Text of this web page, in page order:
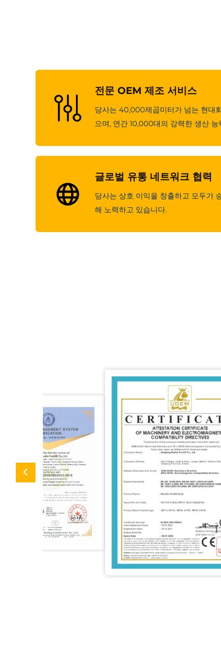
전문 OEM 제조 서비스
당사는 40,000제곱미터가 넘는 현대
으며, 연간 10,000대의 강력한 생산
글로벌 유통 네트워크 협력
당사는 상호 이익을 창출하고 모두가
해 노력하고 있습니다.